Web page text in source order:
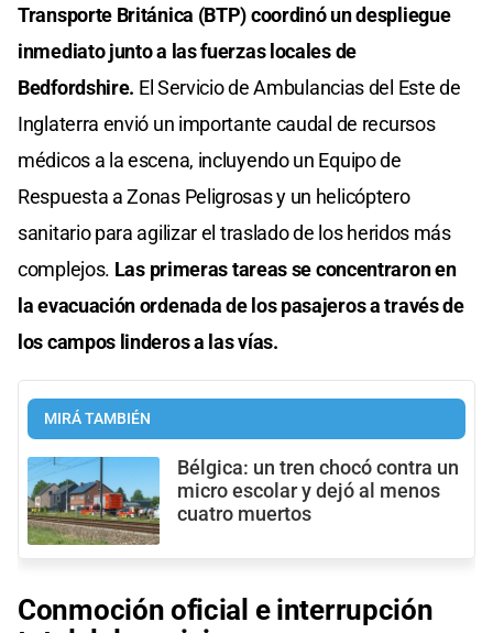
Transporte Británica (BTP) coordinó un despliegue
inmediato junto a las fuerzas locales de
Bedfordshire. El Servicio de Ambulancias del Este de
Inglaterra envió un importante caudal de recursos
médicos a la escena, incluyendo un Equipo de
Respuesta a Zonas Peligrosas y un helicóptero
sanitario para agilizar el traslado de los heridos más
complejos. Las primeras tareas se concentraron en
la evacuación ordenada de los pasajeros a través de
los campos linderos a las vías.
MIRÁ TAMBIÉN
Bélgica: un tren chocó contra un
micro escolar y dejó al menos
cuatro muertos
Conmoción oficial e interrupción